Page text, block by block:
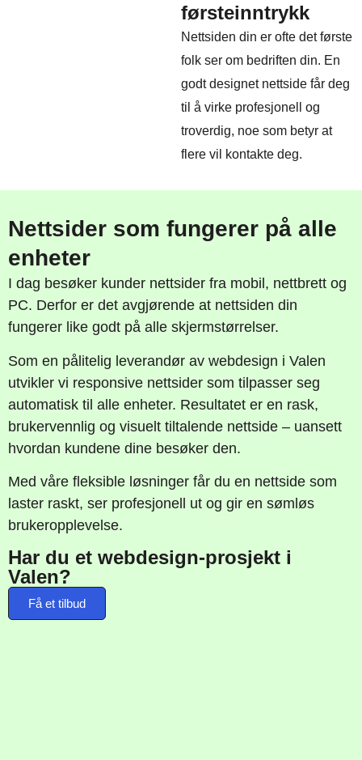
førsteinntrykk
Nettsiden din er ofte det første
folk ser om bedriften din. En
godt designet nettside får deg
til å virke profesjonell og
troverdig, noe som betyr at
flere vil kontakte deg.
Nettsider som fungerer på alle
enheter
I dag besøker kunder nettsider fra mobil, nettbrett og
PC. Derfor er det avgjørende at nettsiden din
fungerer like godt på alle skjermstørrelser.
Som en pålitelig leverandør av webdesign i Valen
utvikler vi responsive nettsider som tilpasser seg
automatisk til alle enheter. Resultatet er en rask,
brukervennlig og visuelt tiltalende nettside – uansett
hvordan kundene dine besøker den.
Med våre fleksible løsninger får du en nettside som
laster raskt, ser profesjonell ut og gir en sømløs
brukeropplevelse.
Har du et webdesign-prosjekt i
Valen?
Få et tilbud